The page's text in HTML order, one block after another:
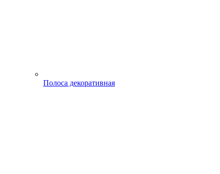
Полоса декоративная